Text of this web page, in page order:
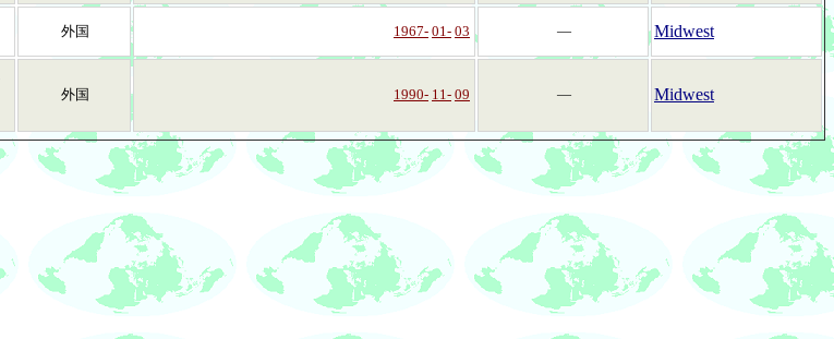
外国 1967- 01- 03 ― Midwest
外国 1990- 11- 09 ― Midwest